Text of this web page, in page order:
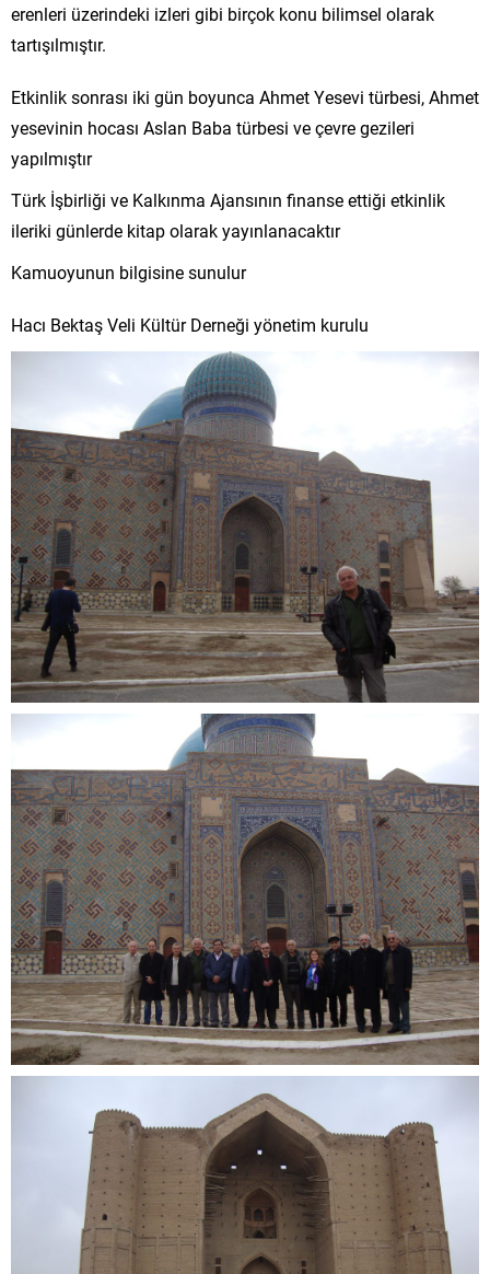
erenleri üzerindeki izleri gibi birçok konu bilimsel olarak
tartışılmıştır.
Etkinlik sonrası iki gün boyunca Ahmet Yesevi türbesi, Ahmet
yesevinin hocası Aslan Baba türbesi ve çevre gezileri
yapılmıştır
Türk İşbirliği ve Kalkınma Ajansının finanse ettiği etkinlik
ileriki günlerde kitap olarak yayınlanacaktır
Kamuoyunun bilgisine sunulur
Hacı Bektaş Veli Kültür Derneği yönetim kurulu